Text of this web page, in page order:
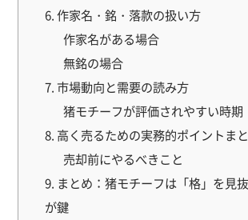
6. 作家名・銘・落款の扱い方
作家名がある場合
無銘の場合
7. 市場動向と需要の読み方
猪モチーフが評価されやすい時期
8. 高く売るための実務的ポイントま
売却前にやるべきこと
9. まとめ：猪モチーフは「格」を見
が鍵